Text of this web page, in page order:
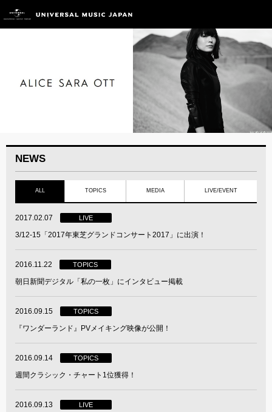
NEWS
ALL TOPICS MEDIA LIVE/EVENT
2017.02.07 LIVE
3/12-15「2017年東芝グランドコンサート2017」に出演！
2016.11.22 TOPICS
朝日新聞デジタル「私の一枚」にインタビュー掲載
2016.09.15 TOPICS
『ワンダーランド』PVメイキング映像が公開！
2016.09.14 TOPICS
週間クラシック・チャート1位獲得！
2016.09.13 LIVE